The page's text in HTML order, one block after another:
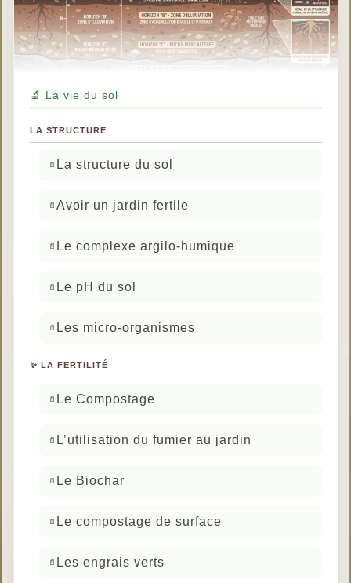
🔬 La vie du sol
LA STRUCTURE
La structure du sol
Avoir un jardin fertile
Le complexe argilo-humique
Le pH du sol
Les micro-organismes
✨ LA FERTILITÉ
Le Compostage
L’utilisation du fumier au jardin
Le Biochar
Le compostage de surface
Les engrais verts